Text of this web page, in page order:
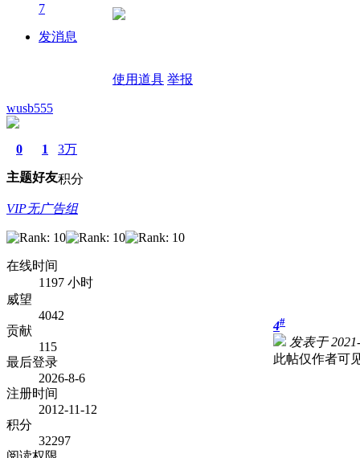
7
发消息
使用道具 举报
wusb555
0
主题
1
好友
3万
积分
VIP无广告组
在线时间
1197 小时
威望
4042
贡献
115
最后登录
2026-8-6
注册时间
2012-11-12
积分
32297
4#
发表于
此帖仅作者可